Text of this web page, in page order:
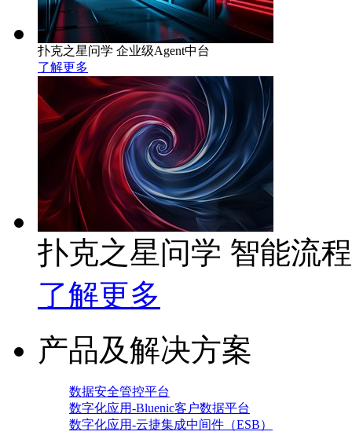
扑克之星问学 企业级Agent中台
了解更多
扑克之星问学 智能流
了解更多
产品及解决方案
数据安全管控平台
数字化应用-Bluenic客户数据平台
数字化应用-云捷集成中间件（ESB）